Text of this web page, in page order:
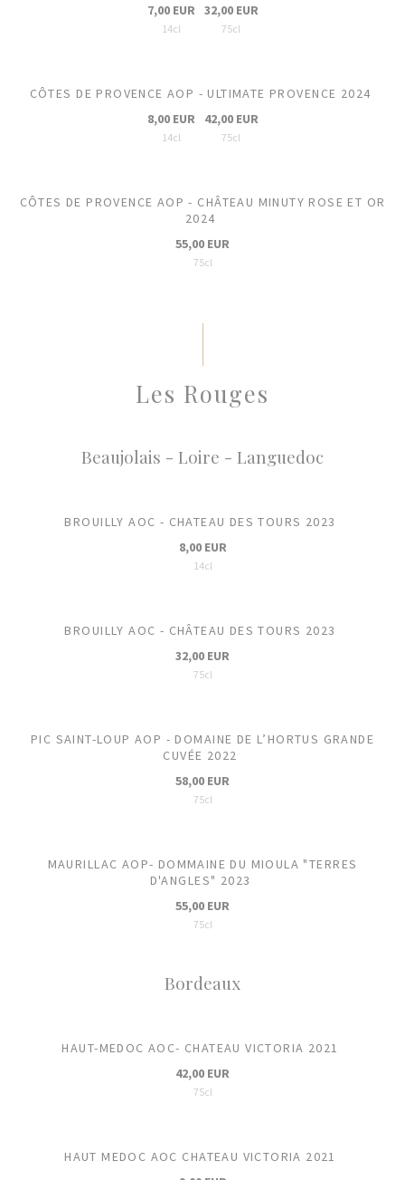
7,00 EUR
14cl
32,00 EUR
75cl
CÔTES DE PROVENCE AOP - ULTIMATE PROVENCE 2024
8,00 EUR
14cl
42,00 EUR
75cl
CÔTES DE PROVENCE AOP - CHÂTEAU MINUTY ROSE ET OR
2024
55,00 EUR
75cl
Les Rouges
Beaujolais - Loire - Languedoc
BROUILLY AOC - CHATEAU DES TOURS 2023
8,00 EUR
14cl
BROUILLY AOC - CHÂTEAU DES TOURS 2023
32,00 EUR
75cl
PIC SAINT-LOUP AOP - DOMAINE DE L’HORTUS GRANDE
CUVÉE 2022
58,00 EUR
75cl
MAURILLAC AOP- DOMMAINE DU MIOULA "TERRES
D'ANGLES" 2023
55,00 EUR
75cl
Bordeaux
HAUT-MEDOC AOC- CHATEAU VICTORIA 2021
42,00 EUR
75cl
HAUT MEDOC AOC CHATEAU VICTORIA 2021